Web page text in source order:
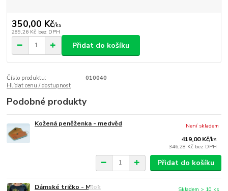
350,00 Kč/ks
289,26 Kč bez DPH
Přidat do košíku
Číslo produktu:
010040
Hlídat cenu / dostupnost
Podobné produkty
Kožená peněženka - medvěd
419,00 Kč/ks
346,28 Kč bez DPH
Není skladem
Přidat do košíku
Dámské tričko - Mlok
Skladem > 10 ks